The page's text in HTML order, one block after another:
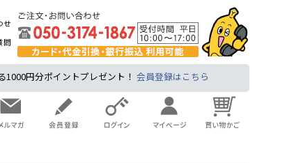
せ
問
円分ポイントプレゼント！ 会員登録はこちら